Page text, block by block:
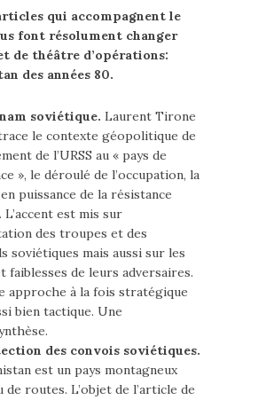
qui accompagnent le
font résolument changer
de théâtre d’opérations:
des années 80.
soviétique. Laurent Tirone
le contexte géopolitique de
de l’URSS au « pays de
», le déroulé de l’occupation, la
puissance de la résistance
L’accent est mis sur
des troupes et des
soviétiques mais aussi sur les
faiblesses de leurs adversaires.
approche à la fois stratégique
bien tactique. Une
des convois soviétiques.
est un pays montagneux
de routes. L’objet de l’article de